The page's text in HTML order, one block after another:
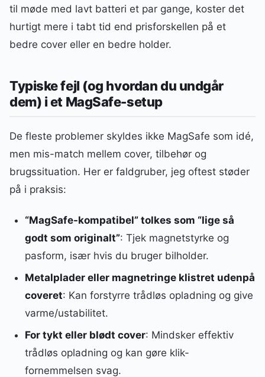
til møde med lavt batteri et par gange, koster det
hurtigt mere i tabt tid end prisforskellen på et
bedre cover eller en bedre holder.
Typiske fejl (og hvordan du undgår
dem) i et MagSafe-setup
De fleste problemer skyldes ikke MagSafe som idé,
men mis-match mellem cover, tilbehør og
brugssituation. Her er faldgruber, jeg oftest støder
på i praksis:
“MagSafe-kompatibel” tolkes som “lige så
godt som originalt”: Tjek magnetstyrke og
pasform, især hvis du bruger bilholder.
Metalplader eller magnetringe klistret udenpå
coveret: Kan forstyrre trådløs opladning og give
varme/ustabilitet.
For tykt eller blødt cover: Mindsker effektiv
trådløs opladning og kan gøre klik-
fornemmelsen svag.